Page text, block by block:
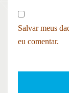
Salvar meus
eu comentar.